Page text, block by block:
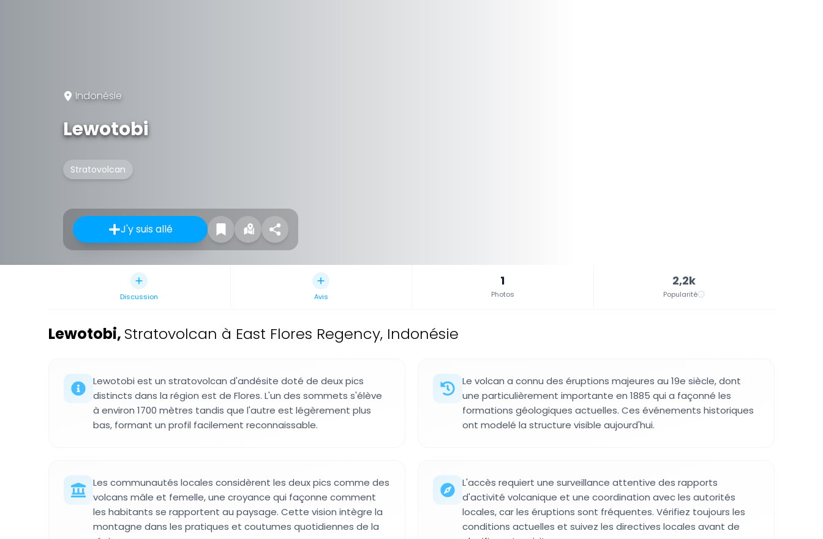
Indonésie
Lewotobi
Stratovolcan
J'y suis allé
Discussion Avis
1
Photos
2,2k
Popularité
Lewotobi, Stratovolcan à East Flores Regency, Indonésie
Lewotobi est un stratovolcan d'andésite doté de deux pics
distincts dans la région est de Flores. L'un des sommets s'élève
à environ 1700 mètres tandis que l'autre est légèrement plus
bas, formant un profil facilement reconnaissable.
Le volcan a connu des éruptions majeures au 19e siècle, dont
une particulièrement importante en 1885 qui a façonné les
formations géologiques actuelles. Ces événements historiques
ont modelé la structure visible aujourd'hui.
Les communautés locales considèrent les deux pics comme des
volcans mâle et femelle, une croyance qui façonne comment
les habitants se rapportent au paysage. Cette vision intègre la
montagne dans les pratiques et coutumes quotidiennes de la
L'accès requiert une surveillance attentive des rapports
d'activité volcanique et une coordination avec les autorités
locales, car les éruptions sont fréquentes. Vérifiez toujours les
conditions actuelles et suivez les directives locales avant de